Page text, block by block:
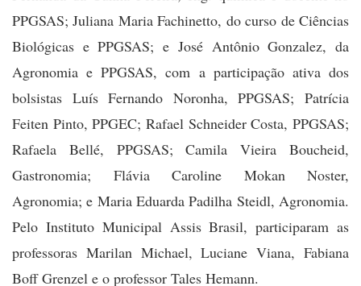
PPGSAS; Juliana Maria Fachinetto, do curso de Ciências
Biológicas e PPGSAS; e José Antônio Gonzalez, da
Agronomia e PPGSAS, com a participação ativa dos
bolsistas Luís Fernando Noronha, PPGSAS; Patrícia
Feiten Pinto, PPGEC; Rafael Schneider Costa, PPGSAS;
Rafaela Bellé, PPGSAS; Camila Vieira Boucheid,
Gastronomia; Flávia Caroline Mokan Noster,
Agronomia; e Maria Eduarda Padilha Steidl, Agronomia.
Pelo Instituto Municipal Assis Brasil, participaram as
professoras Marilan Michael, Luciane Viana, Fabiana
Boff Grenzel e o professor Tales Hemann.